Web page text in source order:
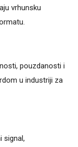
vrhunsku
pouzdanosti i
u industriji za
signal,